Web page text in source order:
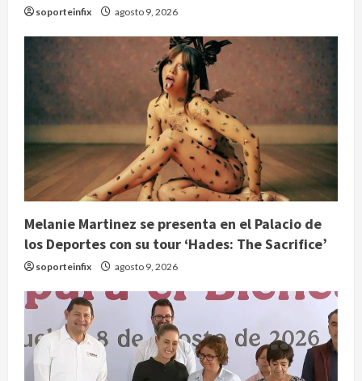
soporteinfix agosto 9, 2026
Melanie Martinez se presenta en el Palacio de
los Deportes con su tour ‘Hades: The Sacrifice’
soporteinfix agosto 9, 2026